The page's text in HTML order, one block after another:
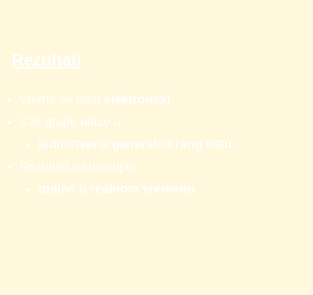
Rezultati
Vreme se meri elektronski
Sve grupe ulaze u:
jedinstvenu generalnu rang listu
Rezultati su dostupni:
online u realnom vremenu